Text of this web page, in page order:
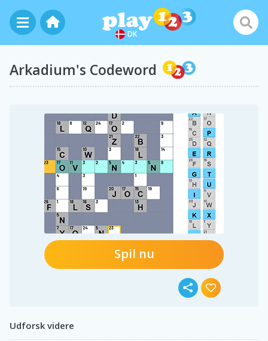
DK
Arkadium's Codeword
Spil nu
Udforsk videre